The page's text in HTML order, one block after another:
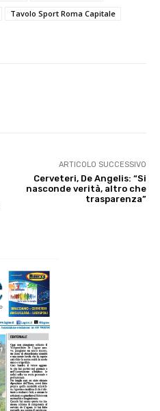
Tavolo Sport Roma Capitale
ARTICOLO SUCCESSIVO
Cerveteri, De Angelis: “Si
nasconde verità, altro che
trasparenza”